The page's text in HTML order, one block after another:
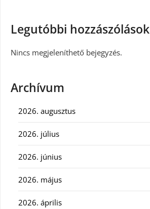
Legutóbbi hozzászólások
Nincs megjeleníthető bejegyzés.
Archívum
2026. augusztus
2026. július
2026. június
2026. május
2026. április